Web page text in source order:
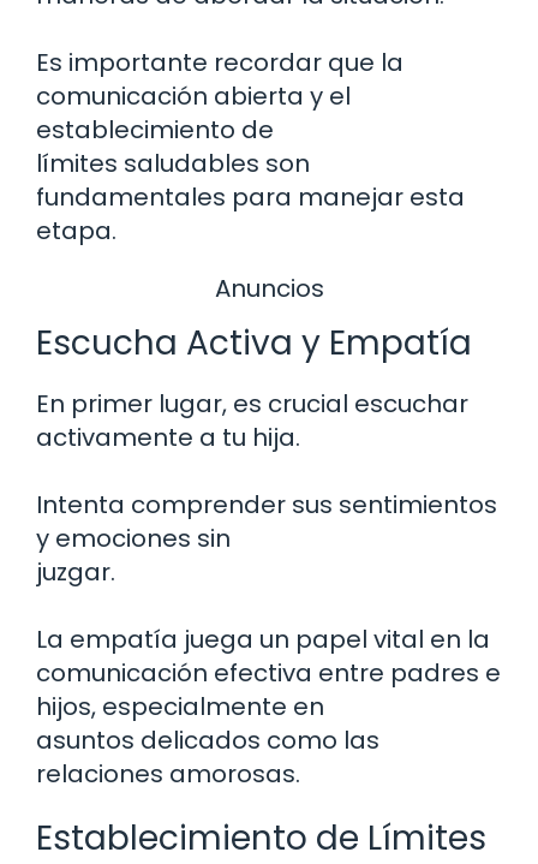
Es importante recordar que la
comunicación abierta y el
establecimiento de
límites saludables son
fundamentales para manejar esta
etapa.
Anuncios
Escucha Activa y Empatía
En primer lugar, es crucial escuchar
activamente a tu hija.
Intenta comprender sus sentimientos
y emociones sin
juzgar.
La empatía juega un papel vital en la
comunicación efectiva entre padres e
hijos, especialmente en
asuntos delicados como las
relaciones amorosas.
Establecimiento de Límites